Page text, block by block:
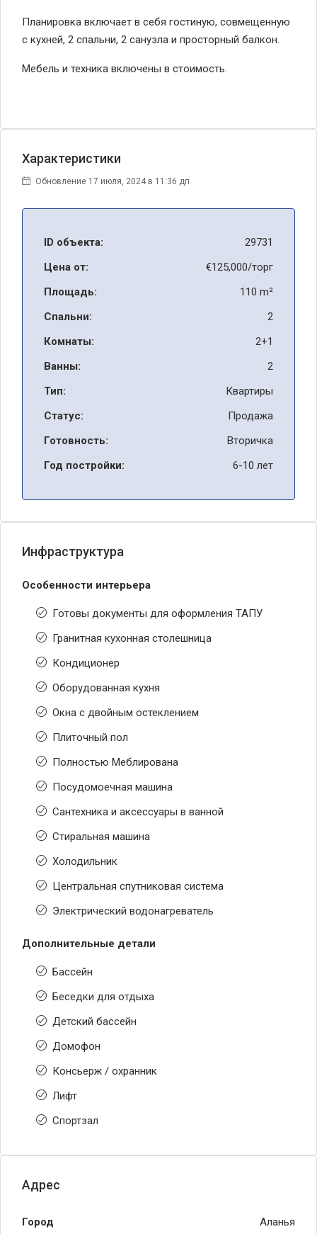
Планировка включает в себя гостиную, совмещенную
с кухней, 2 спальни, 2 санузла и просторный балкон.
Мебель и техника включены в стоимость.
Характеристики
Обновление 17 июля, 2024 в 11:36 дп
ID объекта:
29731
Цена от:
€125,000/торг
Площадь:
110 m²
Спальни:
2
Комнаты:
2+1
Ванны:
2
Тип:
Квартиры
Статус:
Продажа
Готовность:
Вторичка
Год постройки:
6-10 лет
Инфраструктура
Особенности интерьера
Готовы документы для оформления ТАПУ
Гранитная кухонная столешница
Кондиционер
Оборудованная кухня
Окна с двойным остеклением
Плиточный пол
Полностью Меблирована
Посудомоечная машина
Сантехника и аксессуары в ванной
Стиральная машина
Холодильник
Центральная спутниковая система
Электрический водонагреватель
Дополнительные детали
Бассейн
Беседки для отдыха
Детский бассейн
Домофон
Консьерж / охранник
Лифт
Спортзал
Адрес
Город Аланья